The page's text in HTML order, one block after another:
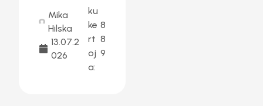
Mika
Hilska
13.07.2
026
ku
ke
rt
oj
a:
8
8
9